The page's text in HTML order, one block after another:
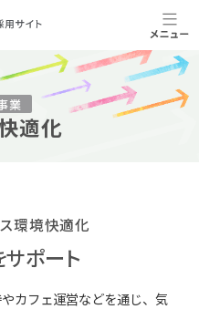
業
適化
ス環境快適化
サポート
カフェ運営などを通じ、気